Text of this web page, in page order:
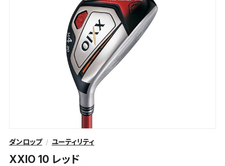
ダンロップ ユーティリティ
XXIO 10 レッド